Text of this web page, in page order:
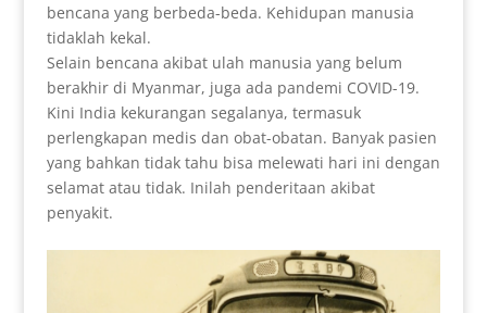
bencana yang berbeda-beda. Kehidupan manusia
tidaklah kekal.
Selain bencana akibat ulah manusia yang belum
berakhir di Myanmar, juga ada pandemi COVID-19.
Kini India kekurangan segalanya, termasuk
perlengkapan medis dan obat-obatan. Banyak pasien
yang bahkan tidak tahu bisa melewati hari ini dengan
selamat atau tidak. Inilah penderitaan akibat
penyakit.